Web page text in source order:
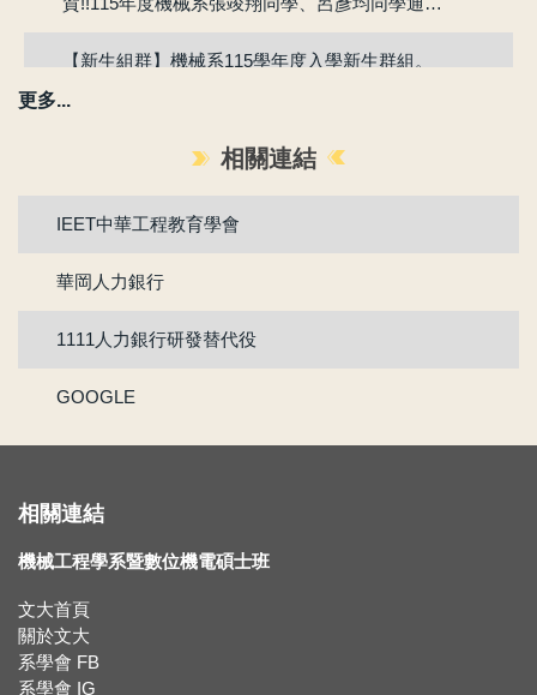
【新生組群】機械系115學年度入學新生群組。
賀!!!江沅晉老師獲選為112學年度教學傑出教師
賀!!!陳為仁老師獲選為111學年度校教學優良教師
賀!!!黃正自老師獲選為110學年度院教學傑出教師
【新生組群】機械系115學年度入學新生群組。
更多...
相關連結
IEET中華工程教育學會
華岡人力銀行
1111人力銀行研發替代役
GOOGLE
相關連結
機械工程學系暨數位機電碩士班
文大首頁
關於文大
系學會 FB
系學會 IG